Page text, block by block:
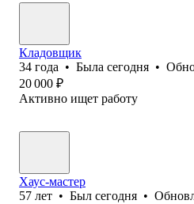
Кладовщик
34 года • Была сегодня •
20 000 ₽
Активно ищет работу
Хаус-мастер
57 лет • Был сегодня •